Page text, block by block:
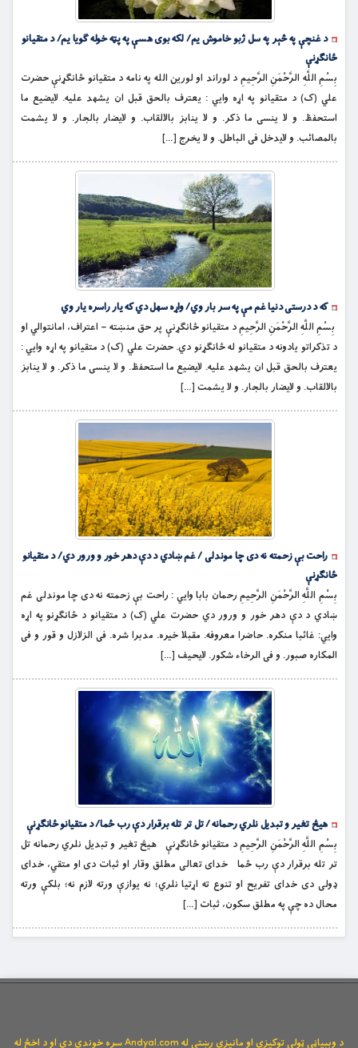
د غنچې په څېر په سل ژبو خاموش یم/ لکه بوی هسې په پټه خوله ګویا یم/ د متقیانو
ځانګړنې
بِسْمِ اللَّهِ الرَّحْمَنِ الرَّحِيمِ د لوراند او لورین الله په نامه د متقیانو ځانګړنې حضرت
علي (ک) د متقیانو په اړه وايي : يعترف بالحق قبل ان يشهد عليه. لايضيع ما
استحفظ. و لا ينسى ما ذكر. و لا ينابز بالالقاب. و لايضار بالجار. و لا يشمت
بالمصائب. و لايدخل فى الباطل. و لا يخرج […]
که د درستی دنیا غم مې په سر بار وي/ واړه سهل دي که یار راسره یار وي
بِسْمِ اللَّهِ الرَّحْمَنِ الرَّحِيمِ د متقیانو ځانګړنې پر حق منښته – اعتراف، امانتوالي او
د تذکراتو یادونه د متقیانو له ځانګړنو دي. حضرت علي (ک) د متقیانو په اړه وايي :
يعترف بالحق قبل ان يشهد عليه. لايضيع ما استحفظ. و لا ينسى ما ذكر. و لا ينابز
بالالقاب. و لايضار بالجار. و لا يشمت […]
راحت بې زحمته نه دی چا موندلی / غم ښادي د دې دهر خور و ورور دي/ د متقیانو
ځانګړنې
بِسْمِ اللَّهِ الرَّحْمَنِ الرَّحِيمِ رحمان بابا وايي : راحت بې زحمته نه دی چا موندلی غم
ښادي د دې دهر خور و ورور دي حضرت علي (ک) د متقیانو د ځانګړنو په اړه
وايي: غائبا منكره. حاضرا معروفه. مقبلا خيره. مدبرا شره. فى الزلازل و قور و فى
المكاره صبور. و فى الرخاء شكور. لايحيف […]
هیڅ تغیر و تبدیل نلري رحمانه / تل تر تله برقرار دې رب ځما/ د متقیانو ځانګړنې
بِسْمِ اللَّهِ الرَّحْمَنِ الرَّحِيمِ د متقیانو ځانګړنې هیڅ تغیر و تبدیل نلري رحمانه تل
تر تله برقرار دې رب ځما خدای تعالی مطلق وقار او ثبات دی او متقي، خدای
ډولی دی خدای تفریح او تنوع ته اړتیا نلري؛ نه یوازې ورته لازم نه؛ بلکې ورته
محال ده چې په مطلق سکون، ثبات […]
د وېبپاڼې ټولې توکیزې او مانیزې رښتې له Andyal.com سره خوندي دي او د اخځ له